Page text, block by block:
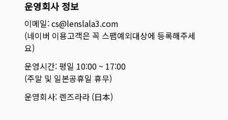
운영회사 정보
이메일: cs@lenslala3.com
(네이버 이용고객은 꼭 스팸예외대상에 등록해주세
요)
운영시간: 평일 10:00 ~ 17:00
(주말 및 일본공휴일 휴무)
운영회사: 렌즈라라 (日本)